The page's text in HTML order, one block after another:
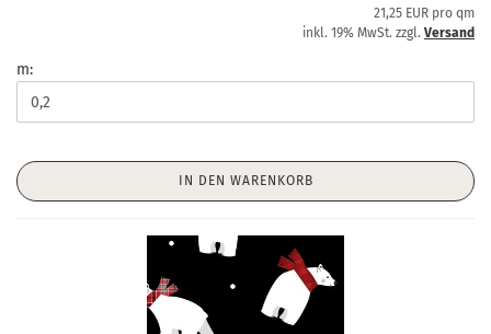
21,25 EUR pro qm
inkl. 19% MwSt. zzgl. Versand
m:
IN DEN WARENKORB